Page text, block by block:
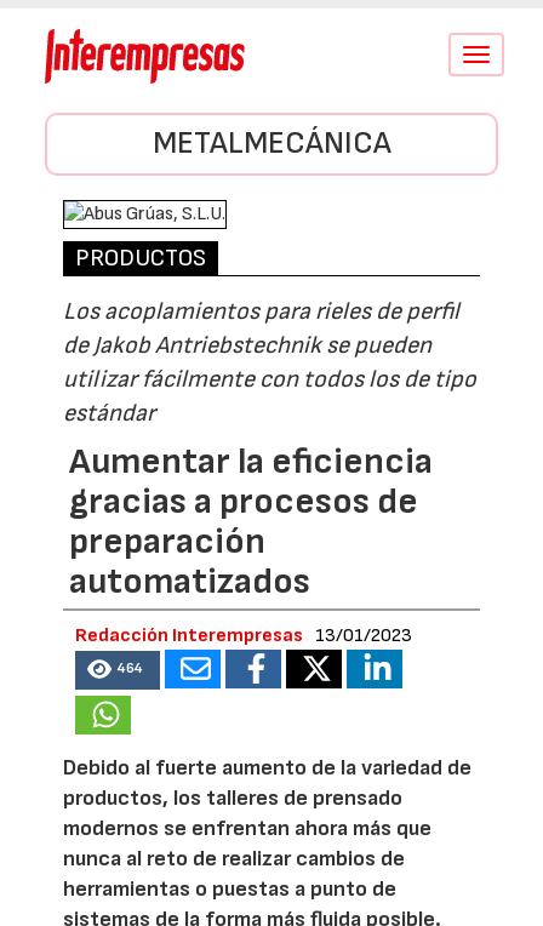
Conmutar
METALMECÁNICA
PRODUCTOS
Los acoplamientos para rieles de perfil
de Jakob Antriebstechnik se pueden
utilizar fácilmente con todos los de tipo
estándar
Aumentar la eficiencia
gracias a procesos de
preparación
automatizados
Redacción Interempresas 13/01/2023
464
Debido al fuerte aumento de la variedad de
productos, los talleres de prensado
modernos se enfrentan ahora más que
nunca al reto de realizar cambios de
herramientas o puestas a punto de
sistemas de la forma más fluida posible.